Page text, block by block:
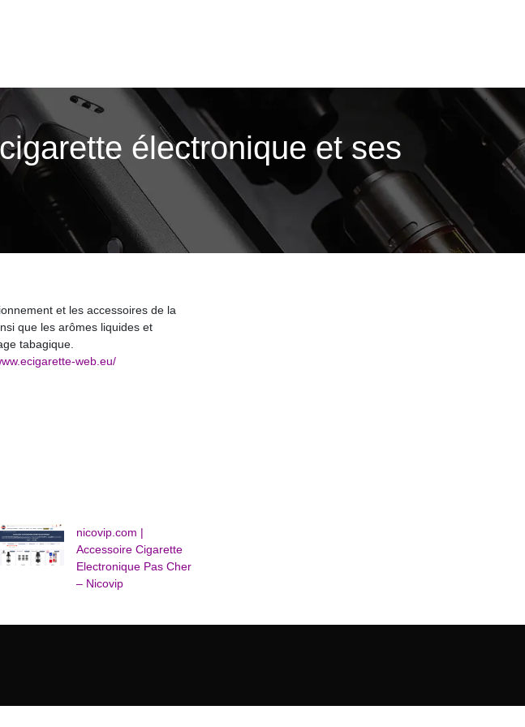
électroni­que et ses
et les accessoires de la
que les arômes liquides et
tabagique.
web.eu/
nicovip.com |
Accessoire Cigarette
Electronique Pas Cher
– Nicovip